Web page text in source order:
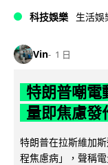
科技娛樂 生活娛
Vin 1 日
特朗普嘲電
量即焦慮發
特朗普在拉斯維加
程焦慮病」，聲稱